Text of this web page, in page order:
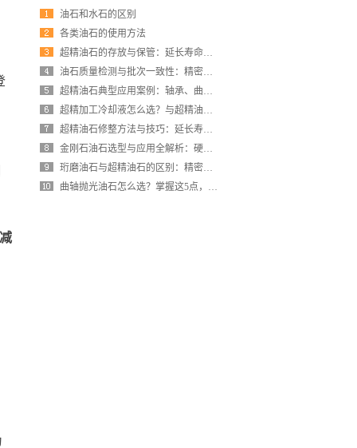
减
油石和水石的区别
各类油石的使用方法
超精油石的存放与保管：延长寿命、保证性能的关键细节
油石质量检测与批次一致性：精密加工中不可忽视的关键环节
超精油石典型应用案例：轴承、曲轴、模具、液压件的选型方案
超精加工冷却液怎么选？与超精油石的配合技巧详解
超精油石修整方法与技巧：延长寿命、恢复切削力的关键步骤
金刚石油石选型与应用全解析：硬度、粒度、结合剂如何匹配？
珩磨油石与超精油石的区别：精密加工的选择与搭配
曲轴抛光油石怎么选？掌握这5点，提升发动机零部件表面质量